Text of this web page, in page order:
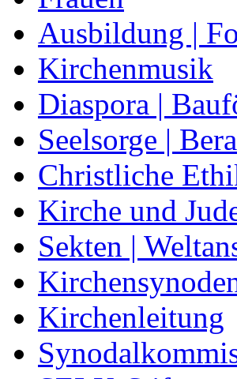
Ausbildung |
Kirchenmusik
Diaspora |
Seelsorge |
Christliche
Kirche und
Sekten |
Kirchenleitung